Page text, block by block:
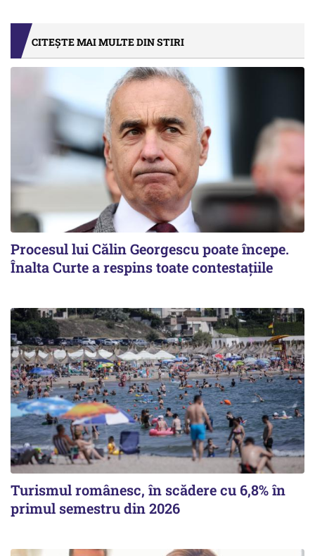
CITEȘTE MAI MULTE DIN STIRI
Procesul lui Călin Georgescu poate începe.
Înalta Curte a respins toate contestațiile
Turismul românesc, în scădere cu 6,8% în
primul semestru din 2026